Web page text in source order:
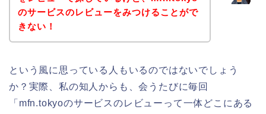
のサービスのレビューをみつけることがで
きない！
という風に思っている人もいるのではないでしょう
か？実際、私の知人からも、会うたびに毎回
「mfn.tokyoのサービスのレビューって一体どこにある